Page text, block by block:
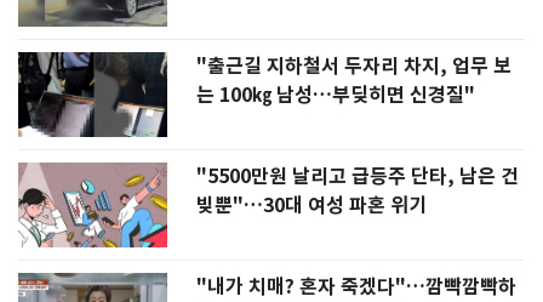
"출근길 지하철서 두자리 차지, 업무 보
는 100㎏ 남성…부딪히면 신경질"
"5500만원 날리고 급등주 단타, 남은 건
빚뿐"…30대 여성 파혼 위기
"내가 치매? 혼자 죽겠다"…깜빡깜빡하